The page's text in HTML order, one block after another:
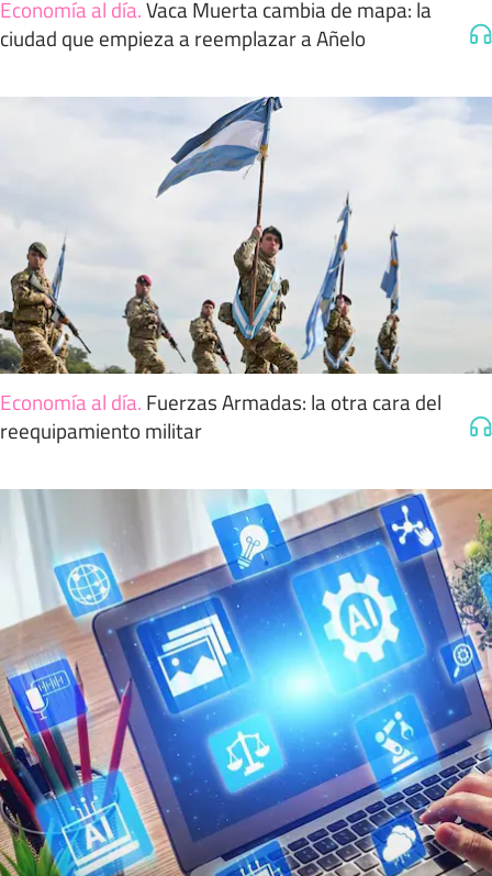
Economía al día.Vaca Muerta cambia de mapa: la
ciudad que empieza a reemplazar a Añelo
Economía al día. Fuerzas Armadas: la otra cara del
reequipamiento militar